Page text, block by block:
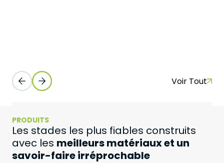
Voir Tout
PRODUITS
Les stades les plus fiables construits
avec les meilleurs matériaux et un
savoir-faire irréprochable